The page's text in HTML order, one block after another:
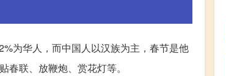
为华人，而中国人以汉族为主，春节是他
联、放鞭炮、赏花灯等。